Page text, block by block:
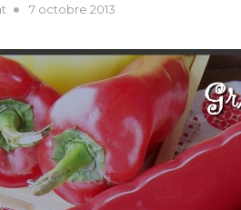
Posted
7 octobre 2013